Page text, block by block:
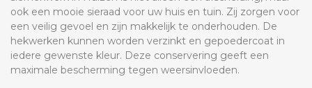
ook een mooie sieraad voor uw huis en tuin. Zij zorgen voor
een veilig gevoel en zijn makkelijk te onderhouden. De
hekwerken kunnen worden verzinkt en gepoedercoat in
iedere gewenste kleur. Deze conservering geeft een
maximale bescherming tegen weersinvloeden.